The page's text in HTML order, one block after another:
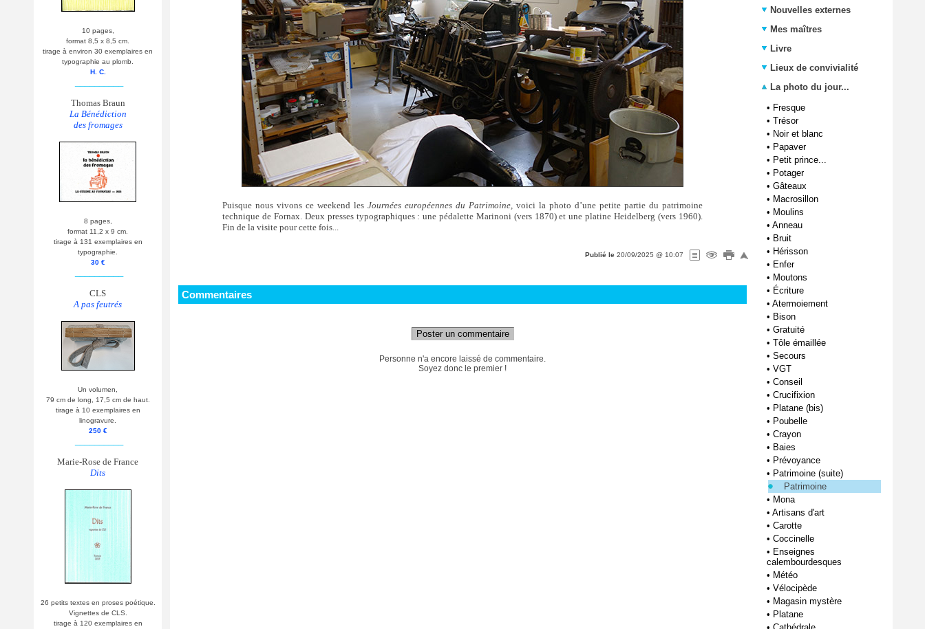
10 pages,
format 8,5 x 8,5 cm.
tirage à environ 30 exemplaires en
typographie au plomb.
H. C.
Thomas Braun
La Bénédiction
des fromages
8 pages,
format 11,2 x 9 cm.
tirage à 131 exemplaires en
typographie.
30 €
CLS
A pas feutrés
Un volumen,
79 cm de long, 17,5 cm de haut.
tirage à 10 exemplaires en
linogravure.
250 €
Marie-Rose de France
Dits
26 petits textes en proses poétique.
Vignettes de CLS.
tirage à 120 exemplaires en
Puisque nous vivons ce weekend lesJournées européennes du Patrimoine, voici la photo d’une petite partie du patrimoine
technique de Fornax. Deux presses typographiques : une pédalette Marinoni (vers 1870) et une platine Heidelberg (vers 1960).
Fin de la visite pour cette fois...
Publié le 20/09/2025 @ 10:07
Commentaires
Poster un commentaire
Personne n'a encore laissé de commentaire.
Soyez donc le premier !
Nouvelles externes
Mes maîtres
Livre
Lieux de convivialité
La photo du jour...
• Fresque
• Trésor
• Noir et blanc
• Papaver
• Petit prince...
• Potager
• Gâteaux
• Macrosillon
• Moulins
• Anneau
• Bruit
• Hérisson
• Enfer
• Moutons
• Écriture
• Atermoiement
• Bison
• Gratuité
• Tôle émaillée
• Secours
• VGT
• Conseil
• Crucifixion
• Platane (bis)
• Poubelle
• Crayon
• Baies
• Prévoyance
• Patrimoine (suite)
Patrimoine
• Mona
• Artisans d'art
• Carotte
• Coccinelle
• Enseignes
calembourdesques
• Météo
• Vélocipède
• Magasin mystère
• Platane